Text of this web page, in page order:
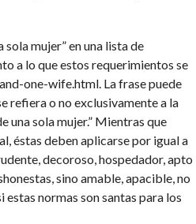
mujer” en una lista de
a lo que estos requerimientos se
one-wife.html. La frase puede
refiera o no exclusivamente a la
una sola mujer.” Mientras que
éstas deben aplicarse por igual a
decoroso, hospedador, apto
sino amable, apacible, no
normas son santas para los